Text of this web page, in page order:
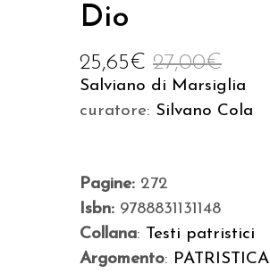
Dio
27,00€
25,65€
Salviano di Marsiglia
curatore: Silvano Cola
Pagine: 272
Isbn: 9788831131148
Collana: Testi patristici
Argomento: PATRISTICA